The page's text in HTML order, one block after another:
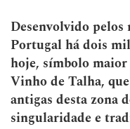
Desenvolvido
Portugal há dois
hoje, símbolo
Vinho de Talha,
antigas desta zona
singularidade e